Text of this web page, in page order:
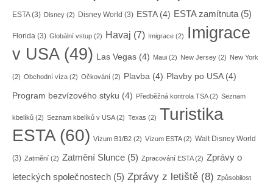
ESTA(3) Disney (2) Disney World (3) ESTA(4) ESTA zamítnuta(5)
Florida (3) Globální vstup (2) Havaj (7) Imigrace (2)
Imigrace
v USA(49) Las Vegas (4) Maui (2) New Jersey (2) New York
(2) Obchodní víza (2) Očkování (2) Plavba (4) Plavby po USA(4)
Program bezvízového styku (4) Předběžná kontrola TSA(2) Seznam
kbelíků (2) Seznam kbelíků v USA(2) Texas (2) Turistika
ESTA(60) Vízum B1/B2 (2) Vízum ESTA(2) Walt Disney World
(3) Zatmění (2) Zatmění Slunce (5) Zpracování ESTA(2) Zprávy o
leteckých společnostech (5) Zprávy z letiště (8) Způsobilost